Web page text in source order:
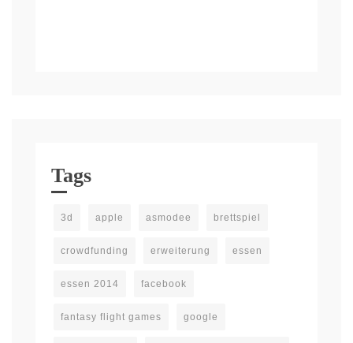
Tags
3d apple asmodee brettspiel
crowdfunding erweiterung essen
essen 2014 facebook
fantasy flight games google